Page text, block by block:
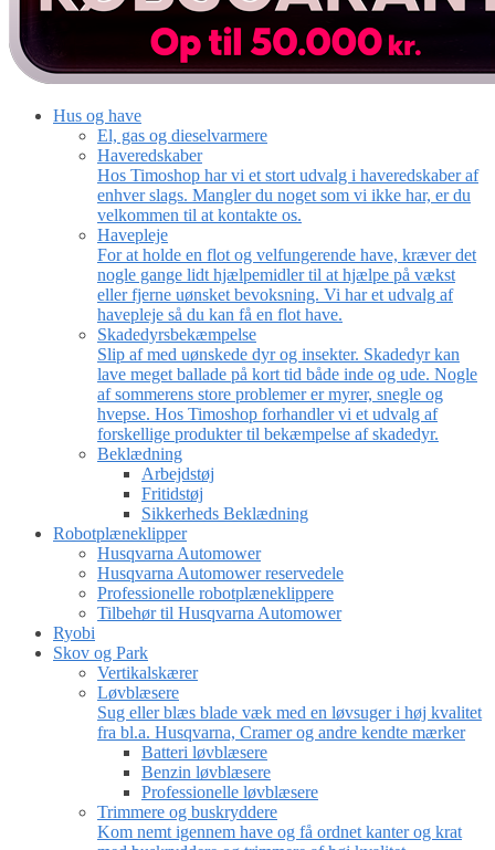
Hus og have
El, gas og dieselvarmere
Haveredskaber
Hos Timoshop har vi et stort udvalg i haveredskaber af
enhver slags. Mangler du noget som vi ikke har, er du
velkommen til at kontakte os.
Havepleje
For at holde en flot og velfungerende have, kræver det
nogle gange lidt hjælpemidler til at hjælpe på vækst
eller fjerne uønsket bevoksning. Vi har et udvalg af
havepleje så du kan få en flot have.
Skadedyrsbekæmpelse
Slip af med uønskede dyr og insekter. Skadedyr kan
lave meget ballade på kort tid både inde og ude. Nogle
af sommerens store problemer er myrer, snegle og
hvepse. Hos Timoshop forhandler vi et udvalg af
forskellige produkter til bekæmpelse af skadedyr.
Beklædning
Arbejdstøj
Fritidstøj
Sikkerheds Beklædning
Robotplæneklipper
Husqvarna Automower
Husqvarna Automower reservedele
Professionelle robotplæneklippere
Tilbehør til Husqvarna Automower
Ryobi
Skov og Park
Vertikalskærer
Løvblæsere
Sug eller blæs blade væk med en løvsuger i høj kvalitet
fra bl.a. Husqvarna, Cramer og andre kendte mærker
Batteri løvblæsere
Benzin løvblæsere
Professionelle løvblæsere
Trimmere og buskryddere
Kom nemt igennem have og få ordnet kanter og krat